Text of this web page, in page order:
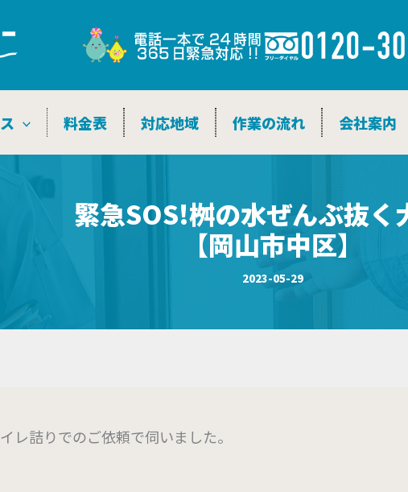
料金表 対応地域 作業の流れ 会社案内
緊急SOS!桝の水ぜんぶ抜く
【岡山市中区】
2023-05-29
レ詰りでのご依頼で伺いました。